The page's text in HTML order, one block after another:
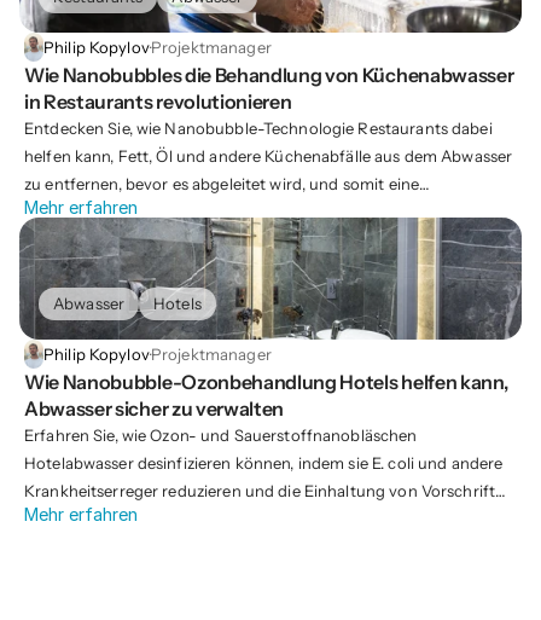
Philip Kopylov·Projektmanager
Wie Nanobubbles die Behandlung von Küchenabwasser
in Restaurants revolutionieren
Entdecken Sie, wie Nanobubble-Technologie Restaurants dabei
helfen kann, Fett, Öl und andere Küchenabfälle aus dem Abwasser
zu entfernen, bevor es abgeleitet wird, und somit eine
umweltfreundliche und effiziente Lösung für ein saubereres
Wassermanagement bietet.
Mehr erfahren
Abwasser Hotels
Philip Kopylov·Projektmanager
Wie Nanobubble-Ozonbehandlung Hotels helfen kann,
Abwasser sicher zu verwalten
Erfahren Sie, wie Ozon- und Sauerstoffnanobläschen
Hotelabwasser desinfizieren können, indem sie E. coli und andere
Krankheitserreger reduzieren und die Einhaltung von Vorschriften
für Hotels ohne vollständige Kläranlage verbessern.
Mehr erfahren